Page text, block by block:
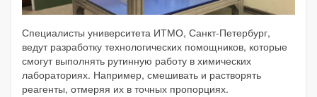
Специалисты университета ИТМО, Санкт-Петербург,
ведут разработку технологических помощников, которые
смогут выполнять рутинную работу в химических
лабораториях. Например, смешивать и растворять
реагенты, отмеряя их в точных пропорциях.